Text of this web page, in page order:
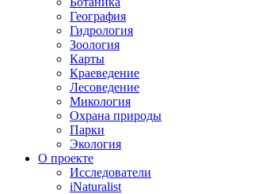
География
Гидрология
Зоология
Карты
Краеведение
Лесоведение
Микология
Охрана природы
Парки
Экология
О проекте
Исследователи
iNaturalist